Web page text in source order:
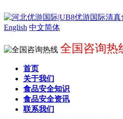
English 中文简体
全国咨询热
首页
关于我们
食品安全知识
食品安全资讯
联系我们